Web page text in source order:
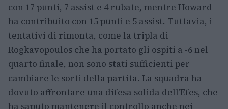
con 17 punti, 7 assist e 4 rubate, mentre Howard
ha contribuito con 15 punti e 5 assist. Tuttavia, i
tentativi di rimonta, come la tripla di
Rogkavopoulos che ha portato gli ospiti a -6 nel
quarto finale, non sono stati sufficienti per
cambiare le sorti della partita. La squadra ha
dovuto affrontare una difesa solida dell’Efes, che
ha saputo mantenere il controllo anche nei